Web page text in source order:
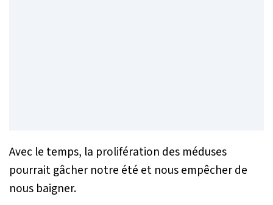
Avec le temps, la prolifération des méduses
pourrait gâcher notre été et nous empêcher de
nous baigner.